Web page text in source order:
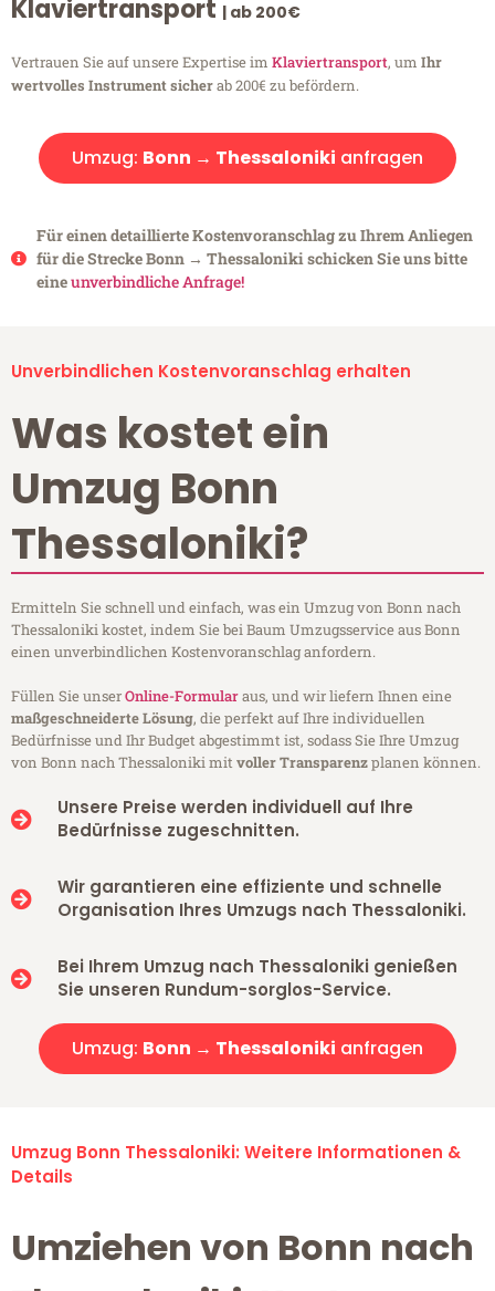
Klaviertransport | ab 200€
Vertrauen Sie auf unsere Expertise im Klaviertransport, um Ihr
wertvolles Instrument sicherab 200€ zu befördern.
Umzug: Bonn → Thessaloniki anfragen
Für einen detaillierte Kostenvoranschlag zu Ihrem Anliegen
für die Strecke Bonn → Thessaloniki schicken Sie uns bitte
eineunverbindliche Anfrage!
Unverbindlichen Kostenvoranschlag erhalten
Was kostet ein
Umzug Bonn
Thessaloniki?
Ermitteln Sie schnell und einfach, was ein Umzug von Bonn nach
Thessaloniki kostet, indem Sie bei Baum Umzugsservice aus Bonn
einen unverbindlichen Kostenvoranschlag anfordern.
Füllen Sie unserOnline-Formularaus, und wir liefern Ihnen eine
maßgeschneiderte Lösung, die perfekt auf Ihre individuellen
Bedürfnisse und Ihr Budget abgestimmt ist, sodass Sie Ihre Umzug
von Bonn nach Thessaloniki mitvoller Transparenzplanen können.
Unsere Preise werden individuell auf Ihre
Bedürfnisse zugeschnitten.
Wir garantieren eine effiziente und schnelle
Organisation Ihres Umzugs nach Thessaloniki.
Bei Ihrem Umzug nach Thessaloniki genießen
Sie unseren Rundum-sorglos-Service.
Umzug: Bonn → Thessaloniki anfragen
Umzug Bonn Thessaloniki: Weitere Informationen &
Details
Umziehen von Bonn nach